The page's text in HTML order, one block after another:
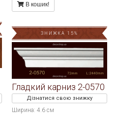
В кошик!
ЗНИЖКА 15%
Гладкий карниз 2-0570
Дізнатися свою знижку
Ширина: 4.6 см